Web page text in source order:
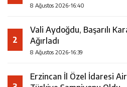
8 Ağustos 2026-16:40
2
Vali Aydoğdu, Başarılı
Ağırladı
8 Ağustos 2026-16:39
Erzincan İl Özel İdaresi